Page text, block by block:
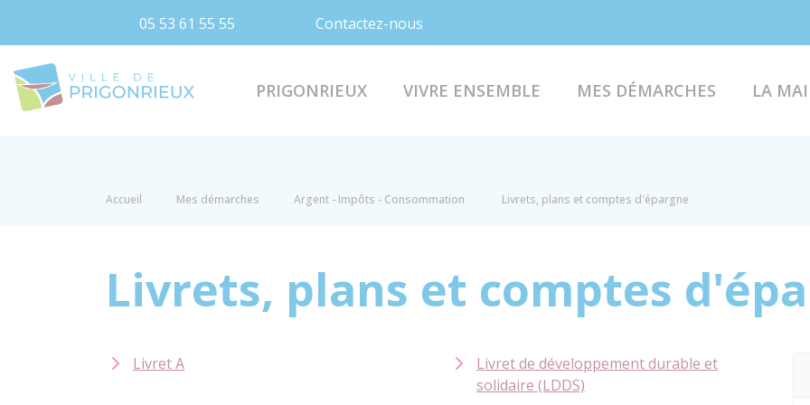
05 53 61 55 55 Contactez-nous
PRIGONRIEUX VIVRE ENSEMBLE MES DÉMARCHES LA
Accueil Mes démarches Argent - Impôts - Consommation Livrets, plans et comptes d'épargne
Livrets, plans et comptes
Livret A
Livret de développement durable et
solidaire (LDDS)